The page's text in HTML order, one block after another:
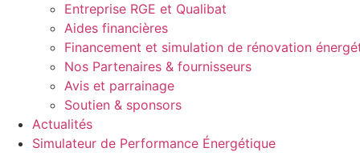
Entreprise RGE et Qualibat
Aides financières
Financement et simulation de rénovation
Nos Partenaires & fournisseurs
Avis et parrainage
Soutien & sponsors
Actualités
Simulateur de Performance Énergétique